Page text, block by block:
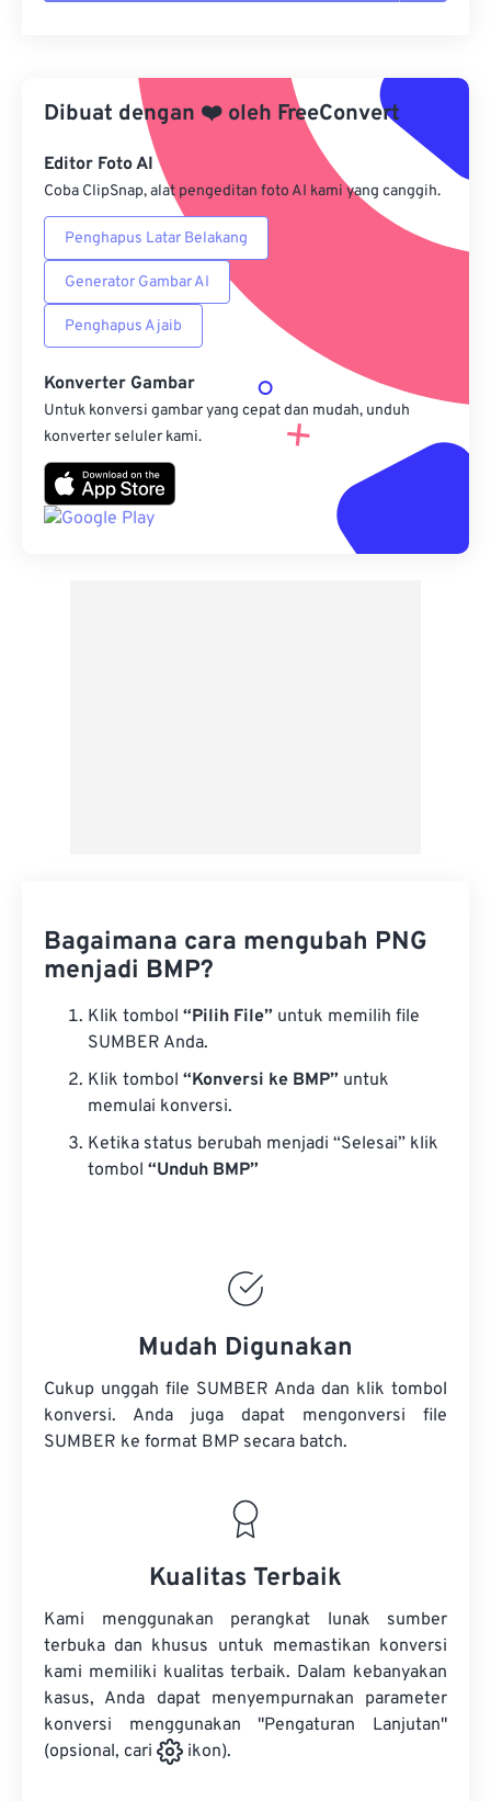
Terapkan dari Preset
Simpan sebagai Preset
Dibuat dengan ❤️ oleh FreeConvert
Editor Foto AI
Coba ClipSnap, alat pengeditan foto AI kami yang canggih.
Penghapus Latar Belakang
Generator Gambar AI
Penghapus Ajaib
Konverter Gambar
Untuk konversi gambar yang cepat dan mudah, unduh
konverter seluler kami.
Bagaimana cara mengubah PNG
menjadi BMP?
Klik tombol “Pilih File” untuk memilih file
SUMBER Anda.
Klik tombol “Konversi ke BMP” untuk
memulai konversi.
Ketika status berubah menjadi “Selesai” klik
tombol “Unduh BMP”
Mudah Digunakan
Cukup unggah file SUMBER Anda dan klik tombol
konversi. Anda juga dapat mengonversi file
SUMBER ke format BMP secara batch.
Kualitas Terbaik
Kami menggunakan perangkat lunak sumber
terbuka dan khusus untuk memastikan konversi
kami memiliki kualitas terbaik. Dalam kebanyakan
kasus, Anda dapat menyempurnakan parameter
konversi menggunakan "Pengaturan Lanjutan"
(opsional, cari
ikon).